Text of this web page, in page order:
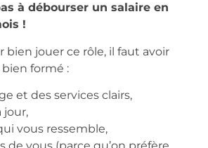
à débourser un salaire en
!
bien jouer ce rôle, il faut avoir
formé :
et des services clairs,
jour,
vous ressemble,